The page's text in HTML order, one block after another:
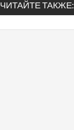
ЧИТАЙТЕ ТАКЖЕ: